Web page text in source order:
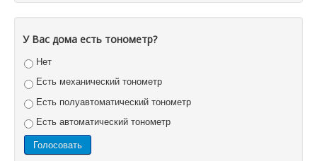
У Вас дома есть тонометр?
Нет
Есть механический тонометр
Есть полуавтоматический тонометр
Есть автоматический тонометр